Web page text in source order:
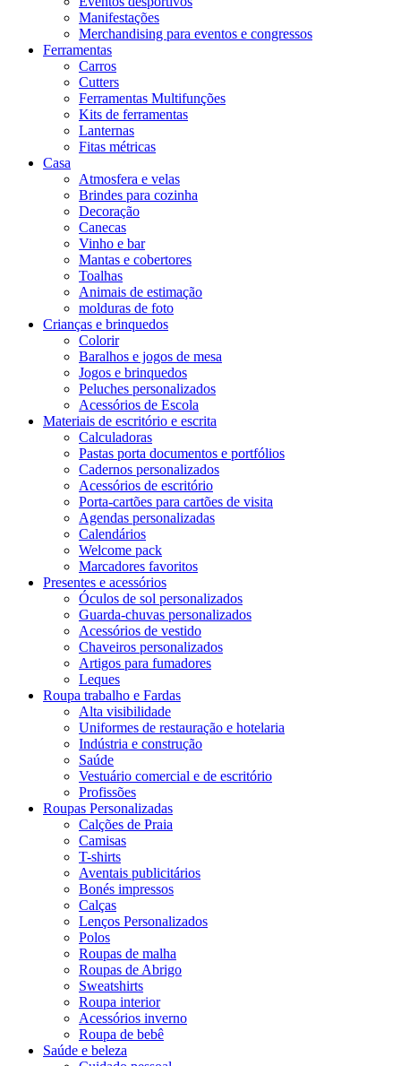
Manifestações
Merchandising para eventos e congressos
Ferramentas
Carros
Cutters
Ferramentas Multifunções
Kits de ferramentas
Lanternas
Fitas métricas
Casa
Atmosfera e velas
Brindes para cozinha
Decoração
Canecas
Vinho e bar
Mantas e cobertores
Toalhas
Animais de estimação
molduras de foto
Crianças e brinquedos
Colorir
Baralhos e jogos de mesa
Jogos e brinquedos
Peluches personalizados
Acessórios de Escola
Materiais de escritório e escrita
Calculadoras
Pastas porta documentos e portfólios
Cadernos personalizados
Acessórios de escritório
Porta-cartões para cartões de visita
Agendas personalizadas
Calendários
Welcome pack
Marcadores favoritos
Presentes e acessórios
Óculos de sol personalizados
Guarda-chuvas personalizados
Acessórios de vestido
Chaveiros personalizados
Artigos para fumadores
Leques
Roupa trabalho e Fardas
Alta visibilidade
Uniformes de restauração e hotelaria
Indústria e construção
Saúde
Vestuário comercial e de escritório
Profissões
Roupas Personalizadas
Calções de Praia
Camisas
T-shirts
Aventais publicitários
Bonés impressos
Calças
Lenços Personalizados
Polos
Roupas de malha
Roupas de Abrigo
Sweatshirts
Roupa interior
Acessórios inverno
Roupa de bebê
Saúde e beleza